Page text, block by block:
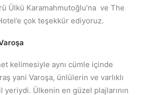
Ülkü Karamahmutoğlu’na ve The
çok teşekkür ediyoruz.
kelimesiyle aynı cümle içinde
yani Varoşa, ünlülerin ve varlıklı
yeriydi. Ülkenin en güzel plajlarının